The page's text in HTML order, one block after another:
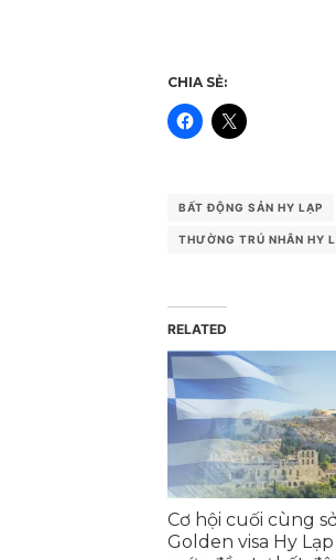
CHIA SẺ:
BẤT ĐỘNG SẢN HY LẠP
THƯỜNG TRÚ NHÂN HY
RELATED
Cơ hội cuối cùng
Golden visa Hy